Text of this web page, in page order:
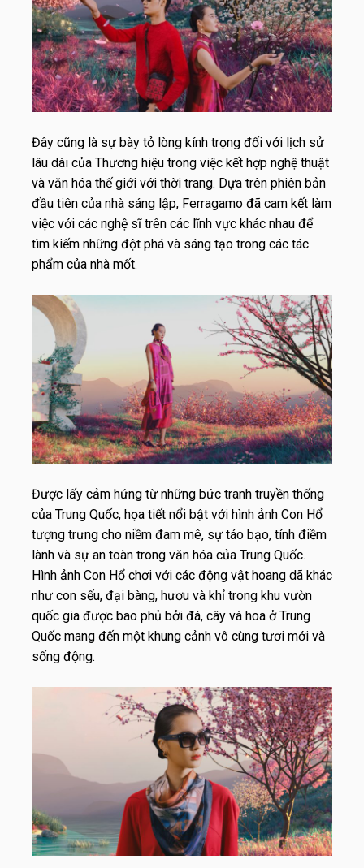
Đây cũng là sự bày tỏ lòng kính trọng đối với lịch sử
lâu dài của Thương hiệu trong việc kết hợp nghệ thuật
và văn hóa thế giới với thời trang. Dựa trên phiên bản
đầu tiên của nhà sáng lập, Ferragamo đã cam kết làm
việc với các nghệ sĩ trên các lĩnh vực khác nhau để
tìm kiếm những đột phá và sáng tạo trong các tác
phẩm của nhà mốt.
Được lấy cảm hứng từ những bức tranh truyền thống
của Trung Quốc, họa tiết nổi bật với hình ảnh Con Hổ
tượng trưng cho niềm đam mê, sự táo bạo, tính điềm
lành và sự an toàn trong văn hóa của Trung Quốc.
Hình ảnh Con Hổ chơi với các động vật hoang dã khác
như con sếu, đại bàng, hươu và khỉ trong khu vườn
quốc gia được bao phủ bởi đá, cây và hoa ở Trung
Quốc mang đến một khung cảnh vô cùng tươi mới và
sống động.